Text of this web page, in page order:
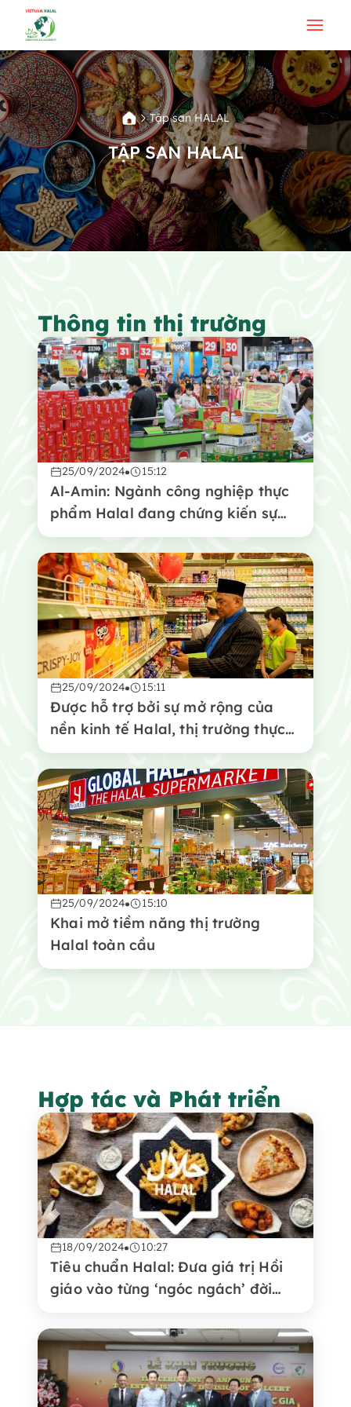
Tập san HALAL
TẬP SAN HALAL
Thông tin thị trường
25/09/2024 15:12
Al-Amin: Ngành công nghiệp thực
phẩm Halal đang chứng kiến sự
tăng trưởng trên thị trường toàn
cầu
25/09/2024 15:11
Được hỗ trợ bởi sự mở rộng của
nền kinh tế Halal, thị trường thực
phẩm Halal sẽ đạt 2.000 tỷ USD
vào năm 2024
25/09/2024 15:10
Khai mở tiềm năng thị trường
Halal toàn cầu
Hợp tác và Phát triển
18/09/2024 10:27
Tiêu chuẩn Halal: Đưa giá trị Hồi
giáo vào từng ‘ngóc ngách’ đời